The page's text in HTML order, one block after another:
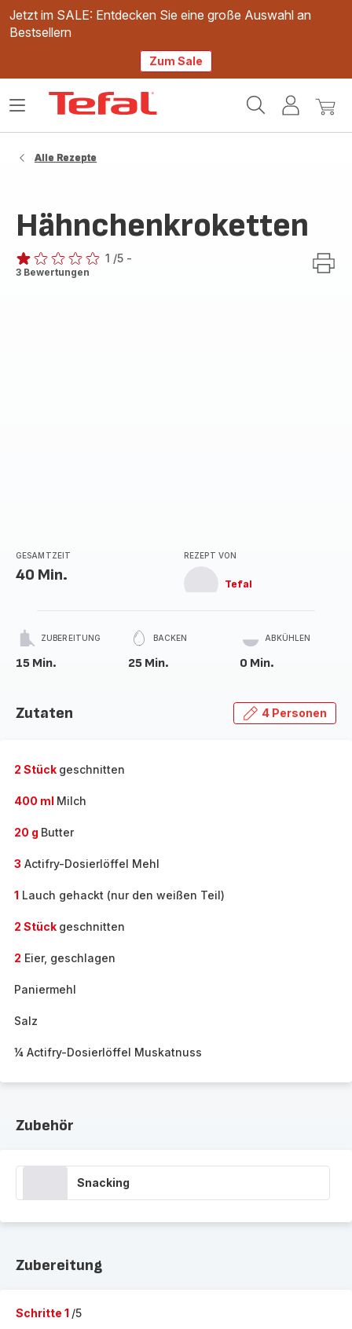
Jetzt im SALE: Entdecken Sie eine große Auswahl an
Bestsellern
Zum Sale
Mein
Mein
Das
Alle Rezepte
Hähnchenkroketten
Bewertung
1 /5 -
3 Bewertungen
GESAMTZEIT
40 Min.
REZEPT VON
Tefal
ZUBEREITUNG
15 Min.
BACKEN
25 Min.
ABKÜHLEN
0 Min.
Zutaten 4 Personen
2 Stück geschnitten
400 ml Milch
20 g Butter
3 Actifry-Dosierlöffel Mehl
1 Lauch gehackt (nur den weißen Teil)
2 Stück geschnitten
2 Eier, geschlagen
Paniermehl
Salz
¼ Actifry-Dosierlöffel Muskatnuss
Zubehör
Snacking
Zubereitung
Schritte 1 /5